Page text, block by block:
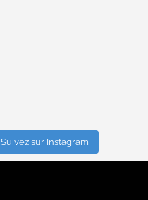
Suivez sur Instagram